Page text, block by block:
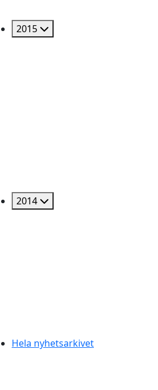
2015
2014
Hela nyhetsarkivet